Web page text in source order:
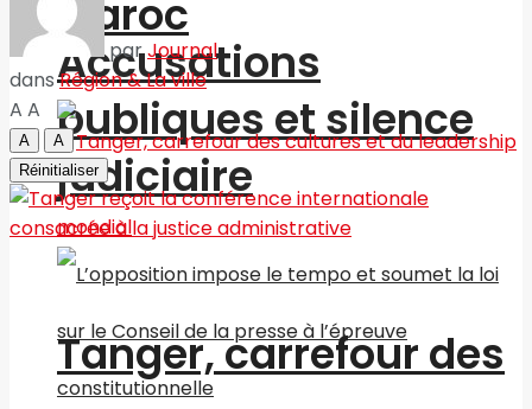
Accusations
publiques et silence
judiciaire
Maroc
Tanger, carrefour des
parJournal
dans Région & La ville
A A
A
A
Réinitialiser